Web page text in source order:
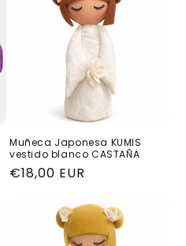
Muñeca Japonesa KUMIS
vestido blanco CASTAÑA
Precio
€18,00 EUR